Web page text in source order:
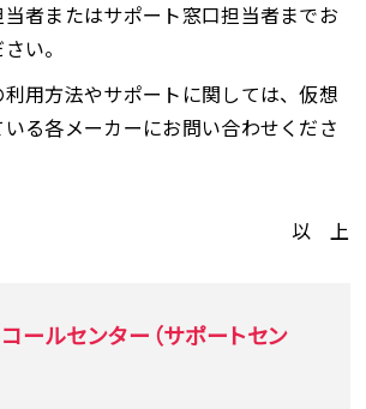
者またはサポート窓口担当者までお
い。
用方法やサポートに関しては、仮想
る各メーカーにお問い合わせくださ
以 上
ールセンター（サポートセン